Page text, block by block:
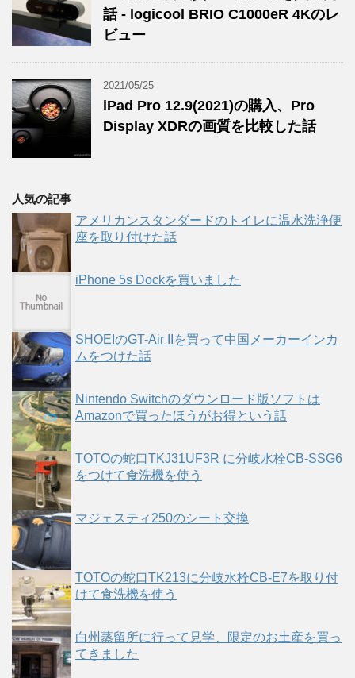
話 - logicool BRIO C1000eR 4Kのレ
ビュー
2021/05/25
iPad Pro 12.9(2021)の購入、Pro
Display XDRの画質を比較した話
人気の記事
アメリカンスタンダードのトイレに温水洗浄便
座を取り付けた話
iPhone 5s Dockを買いました
SHOEIのGT-Air IIを買って中国メーカーインカ
ムをつけた話
Nintendo Switchのダウンロード版ソフトは
Amazonで買ったほうがお得という話
TOTOの蛇口TKJ31UF3R に分岐水栓CB-SSG6
をつけて食洗機を使う
マジェスティ250のシート交換
TOTOの蛇口TK213に分岐水栓CB-E7を取り付
けて食洗機を使う
白州蒸留所に行って見学、限定のお土産を買っ
てきました